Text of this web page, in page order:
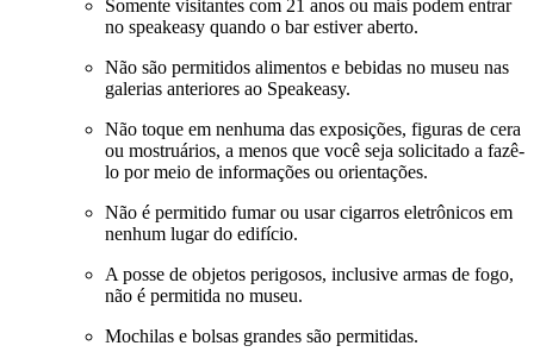
Somente visitantes com 21 anos ou mais podem entrar
no speakeasy quando o bar estiver aberto.
Não são permitidos alimentos e bebidas no museu nas
galerias anteriores ao Speakeasy.
Não toque em nenhuma das exposições, figuras de cera
ou mostruários, a menos que você seja solicitado a fazê-
lo por meio de informações ou orientações.
Não é permitido fumar ou usar cigarros eletrônicos em
nenhum lugar do edifício.
A posse de objetos perigosos, inclusive armas de fogo,
não é permitida no museu.
Mochilas e bolsas grandes são permitidas.